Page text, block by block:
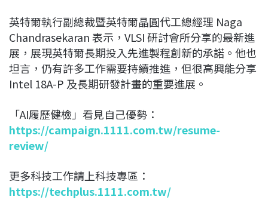
英特爾執行副總裁暨英特爾晶圓代工總經理 Naga
Chandrasekaran 表示，VLSI 研討會所分享的最新進
展，展現英特爾長期投入先進製程創新的承諾。他也
坦言，仍有許多工作需要持續推進，但很高興能分享
Intel 18A-P 及長期研發計畫的重要進展。
「AI履歷健檢」看見自己優勢：
https://campaign.1111.com.tw/resume-
review/
更多科技工作請上科技專區：
https://techplus.1111.com.tw/